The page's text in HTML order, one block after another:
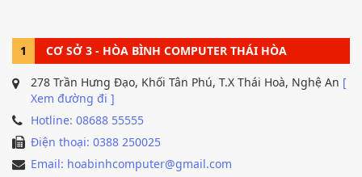
1 CƠ SỞ 3 - HÒA BÌNH COMPUTER THÁI HÒA
278 Trần Hưng Đạo, Khối Tân Phú, T.X Thái Hoà, Nghệ An [
Xem đường đi ]
Hotline: 08688 55555
Điện thoại: 0388 250025
Email: hoabinhcomputer@gmail.com